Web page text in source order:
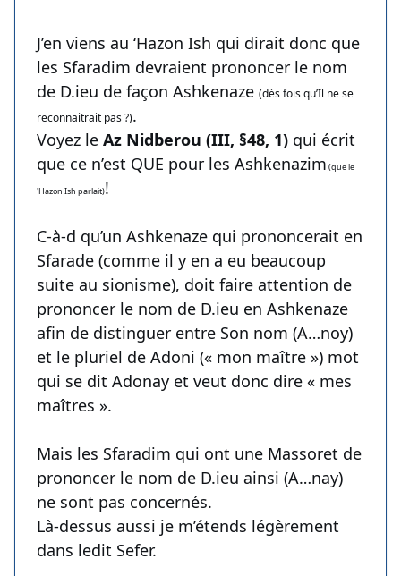
J’en viens au ‘Hazon Ish qui dirait donc que
les Sfaradim devraient prononcer le nom
de D.ieu de façon Ashkenaze (dès fois qu’Il ne se
reconnaitrait pas ?).
Voyez le Az Nidberou (III, §48, 1) qui écrit
que ce n’est QUE pour les Ashkenazim (que le
'Hazon Ish parlait)!
C-à-d qu’un Ashkenaze qui prononcerait en
Sfarade (comme il y en a eu beaucoup
suite au sionisme), doit faire attention de
prononcer le nom de D.ieu en Ashkenaze
afin de distinguer entre Son nom (A…noy)
et le pluriel de Adoni (« mon maître ») mot
qui se dit Adonay et veut donc dire « mes
maîtres ».
Mais les Sfaradim qui ont une Massoret de
prononcer le nom de D.ieu ainsi (A…nay)
ne sont pas concernés.
Là-dessus aussi je m’étends légèrement
dans ledit Sefer.